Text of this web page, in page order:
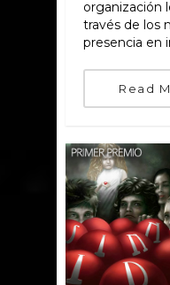
organización
través de los
presencia en
Read